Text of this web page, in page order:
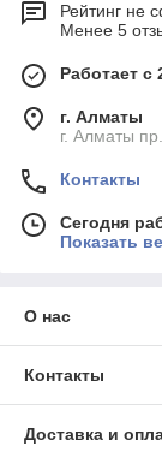
Рейтинг не
Менее 5
Работает с
г. Алматы
г. Алматы
Контакты
Сегодня
Показать
О нас
Контакты
Доставка и